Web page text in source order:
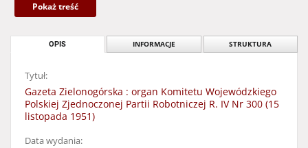
Pokaż treść
OPIS INFORMACJE STRUKTURA
Tytuł:
Gazeta Zielonogórska : organ Komitetu Wojewódzkiego
Polskiej Zjednoczonej Partii Robotniczej R. IV Nr 300 (15
listopada 1951)
Data wydania: